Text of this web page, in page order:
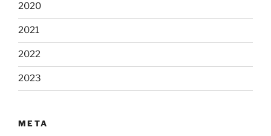
2020
2021
2022
2023
META